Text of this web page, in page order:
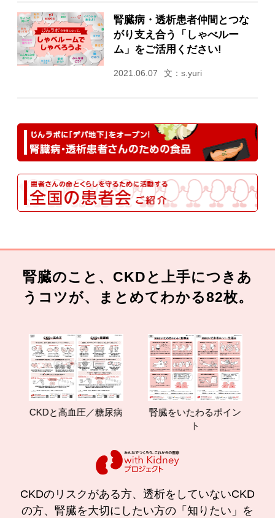
腎臓病・透析患者仲間とつな
がり支え合う「しゃべルー
ム」をご活用ください!
2021.06.07 文：s.yuri
腎臓のこと、CKDと上手につきあ
うコツが、まとめてわかる82枚。
CKDと高血圧／糖尿病
腎臓をいたわるポイン
CKDのリスクがある方、透析をしていないCKD
の方、腎臓を大切にしたい方の「知りたい」を